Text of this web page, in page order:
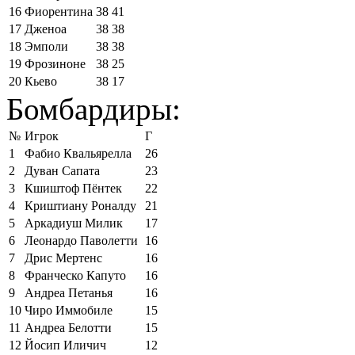
16 Фиорентина 38 41
17 Дженоа 38 38
18 Эмполи 38 38
19 Фрозиноне 38 25
20 Кьево 38 17
Бомбардиры:
№ Игрок
Г
1
Фабио Квальярелла
26
2
Дуван Сапата
23
3
Кшиштоф Пёнтек
22
4
Криштиану Роналду
21
5
Аркадиуш Милик
17
6
Леонардо Паволетти
16
7
Дрис Мертенс
16
8
Франческо Капуто
16
9
Андреа Петанья
16
10 Чиро Иммобиле
15
11 Андреа Белотти
15
12 Йосип Иличич 12